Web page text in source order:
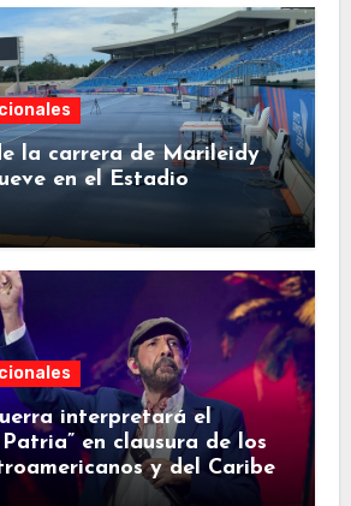
la carrera de Marileidy
en el Estadio
interpretará el
en clausura de los
y del Caribe